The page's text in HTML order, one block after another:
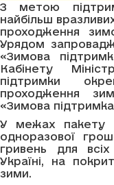
З метою
найбільш
проходження
Урядом
«Зимова
Кабінету
підтримки
проходження
«Зимова
У межах пакету
одноразової
гривень для
Україні, на
зими.